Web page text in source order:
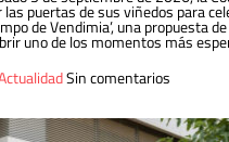
puertas de sus viñedos para
de Vendimia’, una propuesta
uno de los momentos más
Sin comentarios